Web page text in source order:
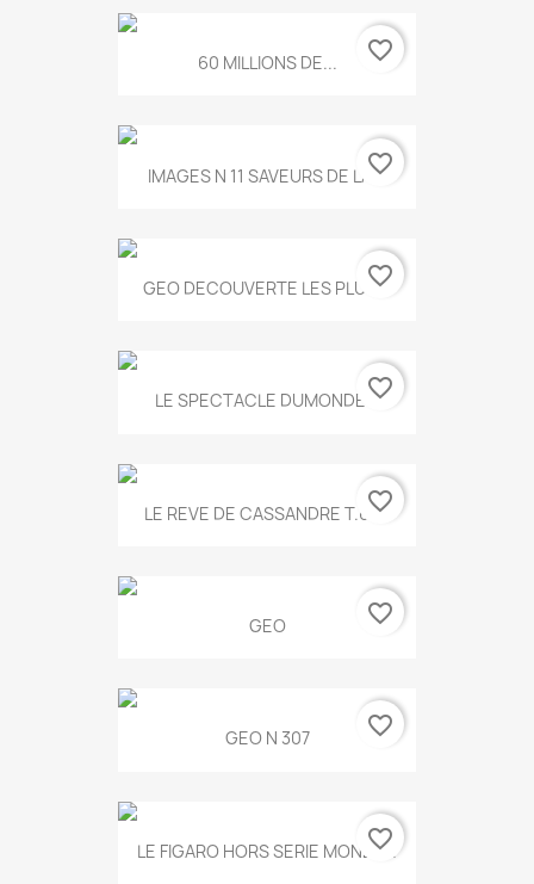
60 MILLIONS DE... favorite_border
IMAGES N 11 SAVEURS DE LA...
favorite_border
GEO DECOUVERTE LES PLUS...
favorite_border
LE SPECTACLE DUMONDE...favorite_border
LE REVE DE CASSANDRE T.634
favorite_border
GEO favorite_border
GEO N 307 favorite_border
LE FIGARO HORS SERIE MONET...
favorite_border